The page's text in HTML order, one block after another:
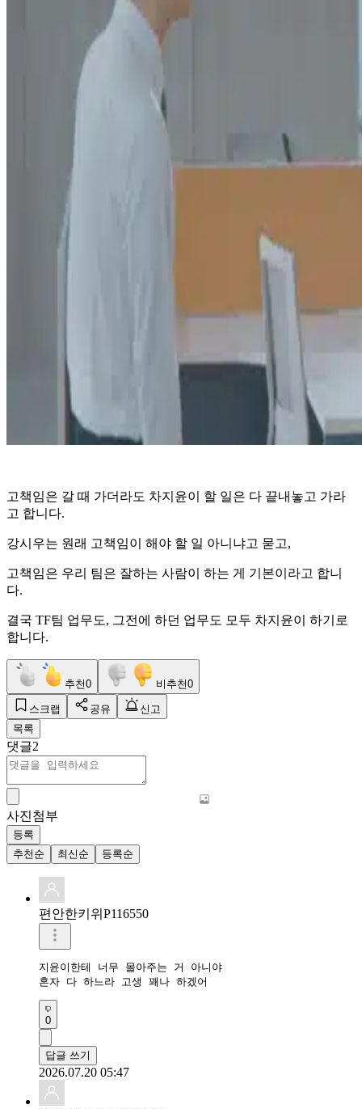
고책임은 갈 때 가더라도 차지윤이 할 일은 다 끝내놓고 가라
고 합니다.
강시우는 원래 고책임이 해야 할 일 아니냐고 묻고,
고책임은 우리 팀은 잘하는 사람이 하는 게 기본이라고 합니
다.
결국 TF팀 업무도, 그전에 하던 업무도 모두 차지윤이 하기로
합니다.
추천0 비추천0
스크랩 공유
신고
목록
댓글2
사진첨부
등록
추천순
최신순 등록순
편안한키위P116550
지윤이한테 너무 몰아주는 거 아니야
혼자 다 하느라 고생 꽤나 하겠어
0
답글 쓰기
2026.07.20 05:47